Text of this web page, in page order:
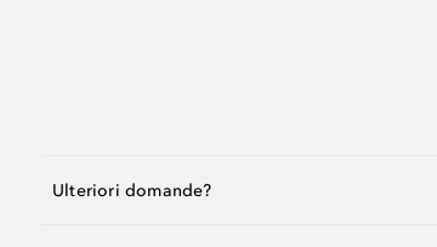
Ulteriori domande?